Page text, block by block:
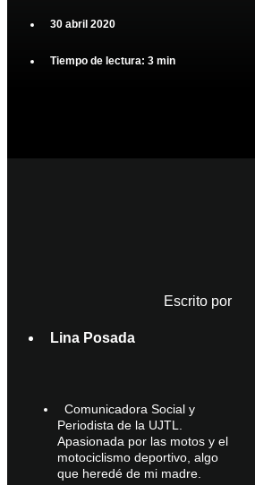
30 abril 2020
Tiempo de lectura: 3 min
Escrito por
Lina Posada
Comunicadora Social y
Periodista de la UJTL.
Apasionada por las motos y el
motociclismo deportivo, algo
que heredé de mi madre.